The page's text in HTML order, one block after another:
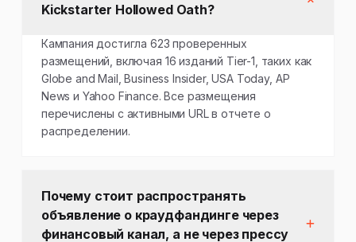
Kickstarter Hollowed Oath?
Кампания достигла 623 проверенных
размещений, включая 16 изданий Tier-1, таких как
Globe and Mail, Business Insider, USA Today, AP
News и Yahoo Finance. Все размещения
перечислены с активными URL в отчете о
распределении.
Почему стоит распространять
объявление о краудфандинге через
финансовый канал, а не через прессу